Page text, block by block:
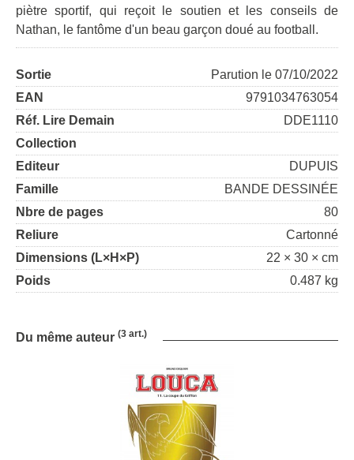
piètre sportif, qui reçoit le soutien et les conseils de
Nathan, le fantôme d'un beau garçon doué au football.
Sortie
Parution le 07/10/2022
EAN
9791034763054
Réf. Lire Demain
DDE1110
Collection
Editeur
DUPUIS
Famille
BANDE DESSINÉE
Nbre de pages
80
Reliure
Cartonné
Dimensions (L×H×P)
22 × 30 × cm
Poids
0.487 kg
Du même auteur (3 art.)